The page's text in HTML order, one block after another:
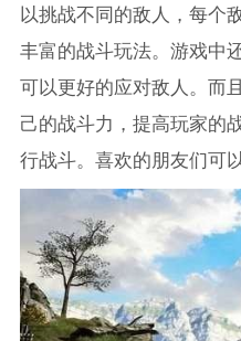
以挑战不同的敌人，每个
丰富的战斗玩法。游戏中
可以更好的应对敌人。而
己的战斗力，提高玩家的
行战斗。喜欢的朋友们可